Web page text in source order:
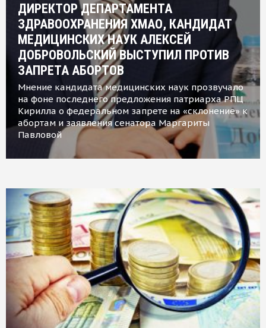
ДИРЕКТОР ДЕПАРТАМЕНТА
ЗДРАВООХРАНЕНИЯ ХМАО, КАНДИДАТ
МЕДИЦИНСКИХ НАУК АЛЕКСЕЙ
ДОБРОВОЛЬСКИЙ ВЫСТУПИЛ ПРОТИВ
ЗАПРЕТА АБОРТОВ
Мнение кандидата медицинских наук прозвучало
на фоне последнего предложения патриарха РПЦ
Кирилла о федеральном запрете на «склонение» к
абортам и заявления сенатора Маргариты
Павловой